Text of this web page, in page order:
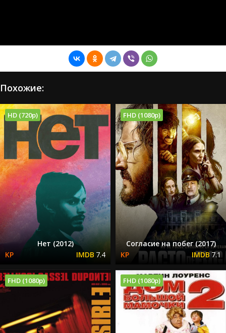
Похожие:
HD (720p)
Нет (2012)
7.4
FHD (1080p)
Согласие на побег (2017)
7.1
FHD (1080p) FHD (1080p)